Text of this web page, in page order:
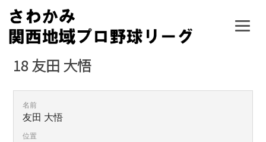
Skip
content
18 友田 大悟
名前
友田 大悟
位置